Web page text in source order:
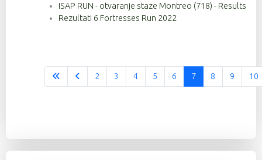
ISAP RUN - otvaranje staze Montreo (718) - Results
Rezultati 6 Fortresses Run 2022
2 3 4 5 6 7 8 9 10